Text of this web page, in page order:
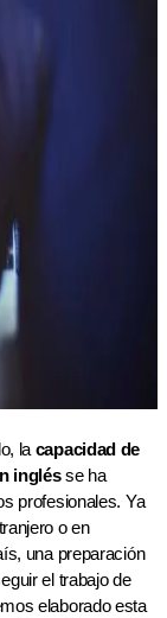
la capacidad de
inglésse ha
profesionales. Ya
o en
una preparación
el trabajo de
elaborado esta